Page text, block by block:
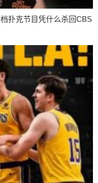
扑克节目凭什么杀回CBS